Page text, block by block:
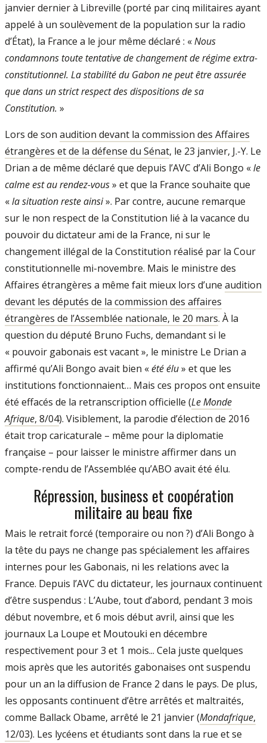
janvier dernier à Libreville (porté par cinq militaires ayant
appelé à un soulèvement de la population sur la radio
d’État), la France a le jour même déclaré : «Nous
condamnons toute tentative de changement de régime extra-
constitutionnel. La stabilité du Gabon ne peut être assurée
que dans un strict respect des dispositions de sa
Constitution. »
Lors de son audition devant la commission des Affaires
étrangères et de la défense du Sénat, le 23 janvier, J.-Y. Le
Drian a de même déclaré que depuis l’AVC d’Ali Bongo «le
calme est au rendez-vous» et que la France souhaite que
«la situation reste ainsi». Par contre, aucune remarque
sur le non respect de la Constitution lié à la vacance du
pouvoir du dictateur ami de la France, ni sur le
changement illégal de la Constitution réalisé par la Cour
constitutionnelle mi-novembre. Mais le ministre des
Affaires étrangères a même fait mieux lors d’une audition
devant les députés de la commission des affaires
étrangères de l’Assemblée nationale, le 20 mars. À la
question du député Bruno Fuchs, demandant si le
« pouvoir gabonais est vacant », le ministre Le Drian a
affirmé qu’Ali Bongo avait bien «été élu» et que les
institutions fonctionnaient… Mais ces propos ont ensuite
été effacés de la retranscription officielle (Le Monde
Afrique, 8/04). Visiblement, la parodie d’élection de 2016
était trop caricaturale – même pour la diplomatie
française – pour laisser le ministre affirmer dans un
compte-rendu de l’Assemblée qu’ABO avait été élu.
Répression, business et coopération
militaire au beau fixe
Mais le retrait forcé (temporaire ou non ?) d’Ali Bongo à
la tête du pays ne change pas spécialement les affaires
internes pour les Gabonais, ni les relations avec la
France. Depuis l’AVC du dictateur, les journaux continuent
d’être suspendus : L’Aube, tout d’abord, pendant 3 mois
début novembre, et 6 mois début avril, ainsi que les
journaux La Loupe et Moutouki en décembre
respectivement pour 3 et 1 mois... Cela juste quelques
mois après que les autorités gabonaises ont suspendu
pour un an la diffusion de France 2 dans le pays. De plus,
les opposants continuent d’être arrêtés et maltraités,
comme Ballack Obame, arrêté le 21 janvier (Mondafrique,
12/03). Les lycéens et étudiants sont dans la rue et se